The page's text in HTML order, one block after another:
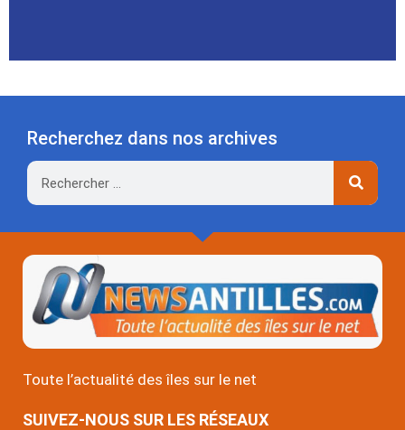
Recherchez dans nos archives
Rechercher
Toute l’actualité des îles sur le net
SUIVEZ-NOUS SUR LES RÉSEAUX